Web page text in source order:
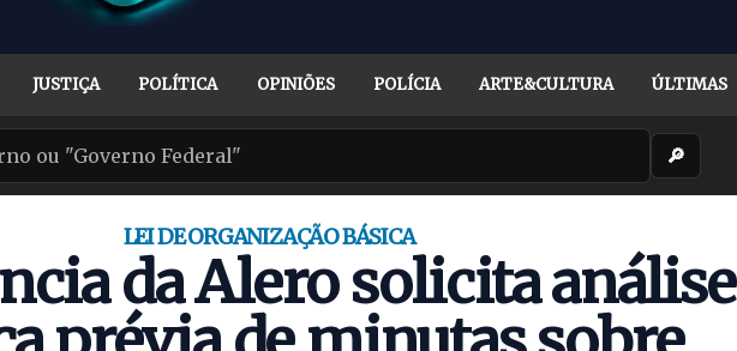
JUSTIÇA POLÍTICA OPINIÕES POLÍCIA ARTE&CULTURA ÚLTIMAS
🔎
LEI DE ORGANIZAÇÃO BÁSICA
da Alero solicita análise